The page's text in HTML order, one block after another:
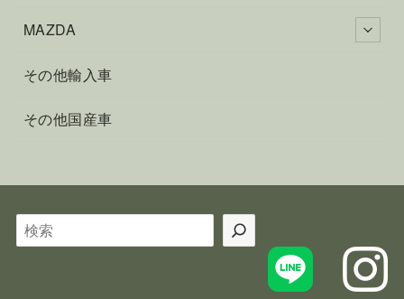
MAZDA
その他輸入車
その他国産車
検
索